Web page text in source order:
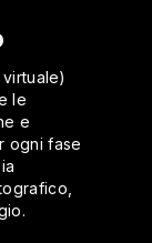
le
e
ogni fase